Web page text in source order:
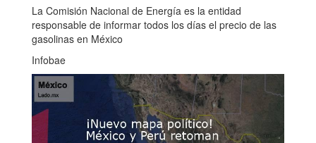
La Comisión Nacional de Energía es la entidad
responsable de informar todos los días el precio de las
gasolinas en México
Infobae